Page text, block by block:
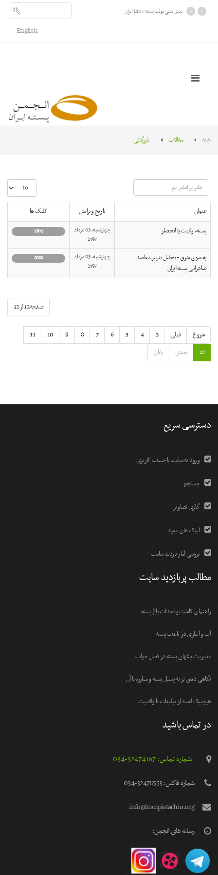
پیش بینی تولید پسته 1405 ایران ›
‹
English
خانه مقالات بازرگانی
فیلتر
بر
اساس
نام
نمایش
#
عنوان
تاریخ ویرایش
کلیک ها
پسته، رقابت یا انحصار
چهارشنبه, 03 مرداد
1397
7304
به سوی شرق - تحلیل تغییر مقاصد
صادراتی پسته ایران
چهارشنبه, 03 مرداد
1397
8080
صفحه12 از12
شروع قبلی 3
4
5
6
7
8
9
10
11
12
بعدی پایان
دسترسی سریع
ورود به سایت با حساب کاربری
جستجو
گالری تصاویر
لینک های مفید
بررسی آمار بازدید سایت
مطالب پربازدید سایت
راهنمای کاشت و احداث باغ پسته
آب و آبیاری در باغات پسته
مديريت باغهای پسته در فصل خواب
نگاهی دقیق تر به پسیل پسته و مبارزه با آن
هیومیک اسید از تبلیغات تا واقعیت
در تماس باشید
شماره تماس: 32474167-034
شماره فاكس: 32478553-034
info@iranpistachio.org
رسانه های انجمن: